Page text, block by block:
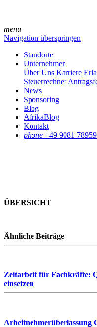
menu
Navigation überspringen
Standorte
Unternehmen
Über Uns Karriere
Steuerrechner
News
Sponsoring
Blog
AfrikaBlog
Kontakt
phone +49 9081
ÜBERSICHT
Ähnliche Beiträge
Zeitarbeit für Fachkräfte:
einsetzen
Arbeitnehmerüberlassung